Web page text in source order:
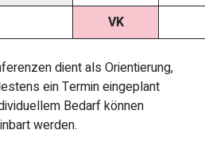
VK
dient als Orientierung,
ein Termin eingeplant
Bedarf können
werden.